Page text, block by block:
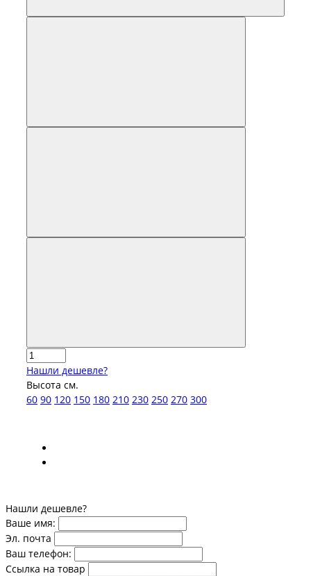
Нашли дешевле?
Высота см.
60 90 120 150 180 210 230 250 270 300
Нашли дешевле?
Ваше имя:
Эл. почта
Ваш телефон:
Ссылка на товар